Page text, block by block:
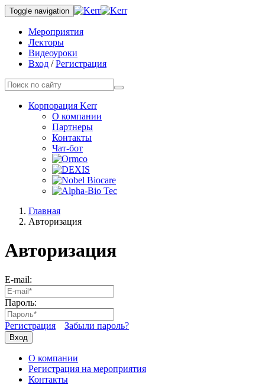
Toggle navigation
Мероприятия
Лекторы
Видеоуроки
Вход /Регистрация
Корпорация Kerr
О компании
Партнеры
Контакты
Чат-бот
Главная
Авторизация
Авторизация
E-mail:
Пароль:
Регистрация Забыли пароль?
Вход
О компании
Регистрация на мероприятия
Контакты